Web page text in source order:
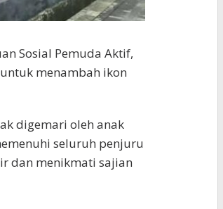
Sosial Pemuda Aktif,
menambah ikon
digemari oleh anak
seluruh penjuru
dan menikmati sajian